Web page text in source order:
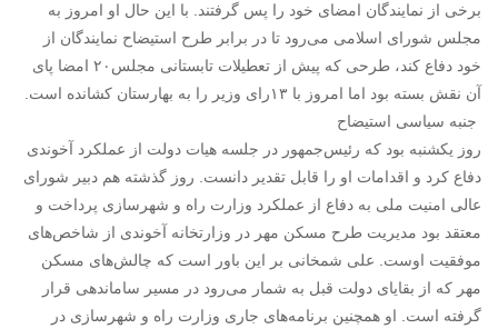
برخی از نمایندگان امضای خود را پس گرفتند. با این حال او امروز به
مجلس شورای اسلامی می‌رود تا در برابر طرح استیضاح نمایندگان از
خود دفاع کند، طرحی که پیش از تعطیلات تابستانی مجلس۲۰ امضا پای
آن نقش بسته بود اما امروز با ۱۳رای وزیر را به بهارستان کشانده است.
جنبه سیاسی استیضاح
روز یکشنبه بود که رئیس‌جمهور در جلسه هیات دولت از عملکرد آخوندی
دفاع کرد و اقدامات او را قابل تقدیر دانست. روز گذشته هم دبیر شورای
عالی امنیت ملی به دفاع از عملکرد وزارت راه و شهرسازی پرداخت و
معتقد بود مدیریت طرح مسکن مهر در وزارتخانه آخوندی از شاخص‌های
موفقیت اوست. علی شمخانی بر این باور است که چالش‌های مسکن
مهر که از بقایای دولت قبل به شمار می‌رود در مسیر ساماندهی قرار
گرفته است. او همچنین برنامه‌های جاری وزارت راه و شهرسازی در